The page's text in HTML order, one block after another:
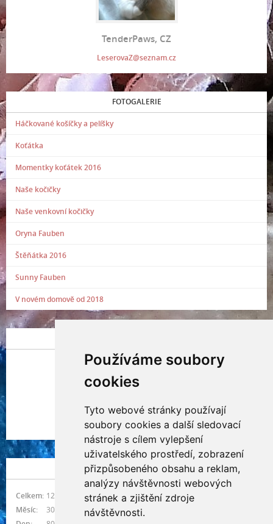
Používáme soubory
cookies
Tyto webové stránky používají
soubory cookies a další sledovací
nástroje s cílem vylepšení
uživatelského prostředí, zobrazení
přizpůsobeného obsahu a reklam,
analýzy návštěvnosti webových
stránek a zjištění zdroje
návštěvnosti.
TenderPaws, CZ
LeserovaZ@seznam.cz
FOTOGALERIE
Háčkované košíčky a pelíšky
Koťátka
Momentky koťátek 2016
Naše kočičky
Naše venkovní kočičky
Oryna Fauben
Štěňátka 2016
Sunny Fauben
V novém domově od 2018
Indianna Ryve
Nostra, CZ
NÁVŠTĚVNOST
Celkem: 1217159
Měsíc:
30935